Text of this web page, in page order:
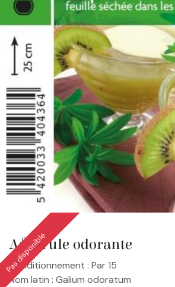
Aspérule odorante
Pas disponible
Conditionnement : Par 15
Nom latin : Galium odoratum